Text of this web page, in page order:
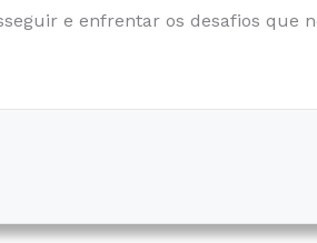
e enfrentar os desafios que